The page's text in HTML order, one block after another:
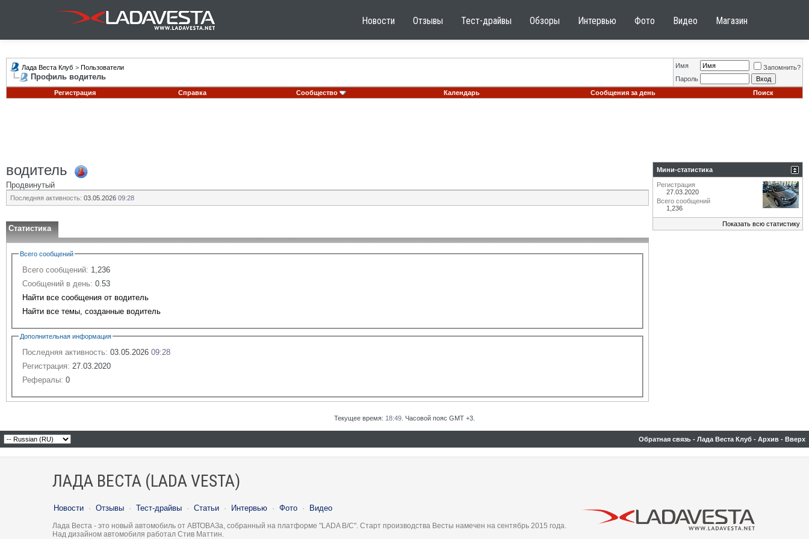
Новости Отзывы Тест-драйвы Обзоры Интервью Фото Видео Магазин
Лада Веста Клуб > Пользователи
Профиль водитель
Имя
Запомнить?
Пароль
Регистрация
Справка Сообщество Календарь Сообщения за день Поиск
водитель
Продвинутый
Последняя активность: 03.05.2026 09:28
Статистика
Всего сообщений
Всего сообщений: 1,236
Сообщений в день: 0.53
Найти все сообщения от водитель
Найти все темы, созданные водитель
Дополнительная информация
Последняя активность: 03.05.2026 09:28
Регистрация: 27.03.2020
Рефералы: 0
Мини-статистика
Регистрация
27.03.2020
Всего сообщений
1,236
Показать всю статистику
Текущее время: 18:49 . Часовой пояс GMT +3.
Обратная связь - Лада Веста Клуб - Архив - Вверх
ЛАДА ВЕСТА (LADA VESTA)
Новости · Отзывы · Тест-драйвы · Статьи · Интервью · Фото · Видео
Лада Веста - это новый автомобиль от АВТОВАЗа, собранный на платформе "LADA B/C". Старт производства Весты намечен на сентябрь 2015 года.
Над дизайном автомобиля работал Стив Маттин.